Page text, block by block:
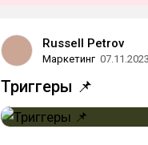
Russell Petrov
Маркетинг 07.11.2023
Триггеры 📌